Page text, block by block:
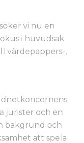
vi nu en
i huvudsak
värdepappers-,
jurister och en
bakgrund och
att spela